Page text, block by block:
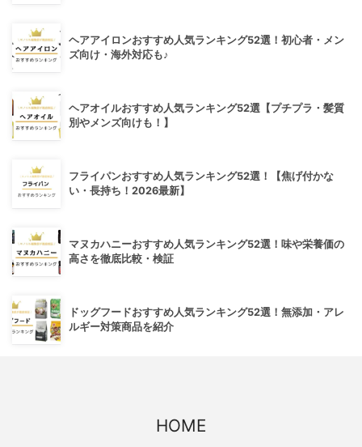
ヘアアイロンおすすめ人気ランキング52選！初心者・メン
ズ向け・海外対応も♪
ヘアオイルおすすめ人気ランキング52選【プチプラ・髪質
別やメンズ向けも！】
フライパンおすすめ人気ランキング52選！【焦げ付かな
い・長持ち！2026最新】
マヌカハニーおすすめ人気ランキング52選！味や栄養価の
高さを徹底比較・検証
ドッグフードおすすめ人気ランキング52選！無添加・アレ
ルギー対策商品を紹介
HOME